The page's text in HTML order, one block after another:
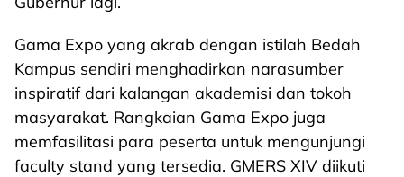
Gama Expo yang akrab dengan istilah Bedah
Kampus sendiri menghadirkan narasumber
inspiratif dari kalangan akademisi dan tokoh
masyarakat. Rangkaian Gama Expo juga
memfasilitasi para peserta untuk mengunjungi
faculty stand yang tersedia. GMERS XIV diikuti